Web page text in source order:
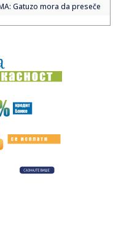
Gatuzo mora da preseče
Plejt
epizoda kosovske
za opuštenu letnju